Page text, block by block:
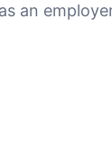
as an